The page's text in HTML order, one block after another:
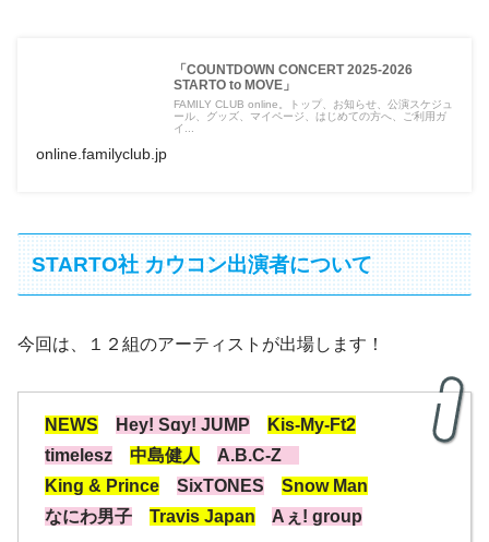
「COUNTDOWN CONCERT 2025-2026
STARTO to MOVE」
FAMILY CLUB online。トップ、お知らせ、公演スケジュ
ール、グッズ、マイページ、はじめての方へ、ご利用ガ
イ...
online.familyclub.jp
STARTO社 カウコン出演者について
今回は、１２組のアーティストが出場します！
NEWS Hey! Sɑy! JUMP
Kis-My-Ft2
timelesz
中島健人
A.B.C-Z
King & Prince
SixTONES
Snow Man
なにわ男子
Travis Japan Aぇ! group